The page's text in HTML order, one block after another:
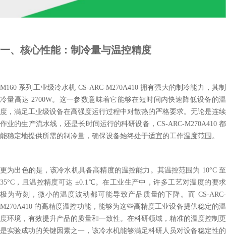
一、核心性能：制冷量与温控精度
M160 系列工业级冷水机 CS-ARC-M270A410 拥有强大的制冷能力，其制
冷量高达 2700W。这一参数意味着它能够在短时间内快速降低设备的温
度，满足工业级设备在高强度运行过程中对散热的严格要求。无论是连续
作业的生产流水线，还是长时间运行的科研设备，CS-ARC-M270A410 都
能稳定地提供所需的制冷量，确保设备始终处于适宜的工作温度范围。
更为出色的是，该冷水机具备高精度的温控能力。其温控范围为 10°C 至
35°C，且温控精度可达 ±0.1℃。在工业生产中，许多工艺对温度的要求
极为苛刻，微小的温度波动都可能导致产品质量的下降。而 CS-ARC-
M270A410 的高精度温控功能，能够为这些高精度工业设备提供稳定的温
度环境，有效提升产品的质量和一致性。在科研领域，精准的温度控制更
是实验成功的关键因素之一，该冷水机能够满足科研人员对设备稳定性的